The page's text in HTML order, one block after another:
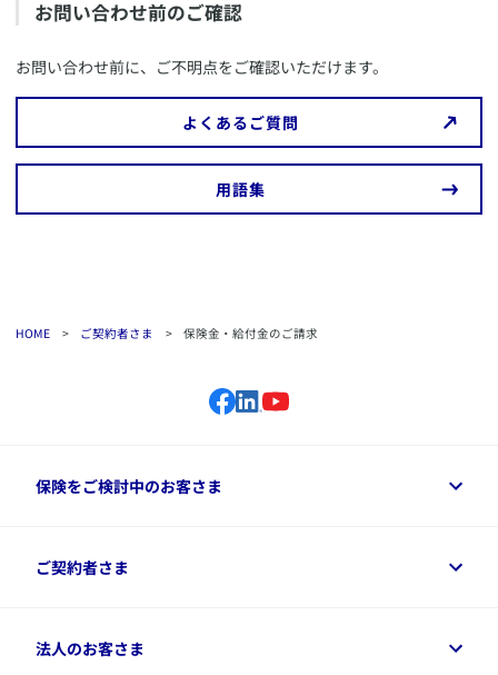
手続きのご依頼・お問い合わせ」で、「その他のお手
体的な内容をご入力のうえ、お問い合わせください。
または、契約者ご本人さまからカスタマーサービスセ
ンターまでお問い合わせください。
​お問い合わせ前のご確認
​お問い合わせ前に、ご不明点をご確認いただけます。
​よくあるご質問
​用語集
HOME > ご契約者さま > 保険金・給付金のご請求
保険をご検討中のお客さま
保険をご検討中のお客さまトップ
資料請求
ご契約者さま
ご契約者さまトップ
法人のお客さま